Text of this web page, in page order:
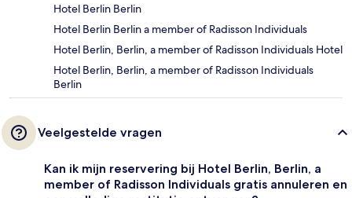
Hotel Berlin Berlin
Hotel Berlin Berlin a member of Radisson Individuals
Hotel Berlin, Berlin, a member of Radisson Individuals Hotel
Hotel Berlin, Berlin, a member of Radisson Individuals
Berlin
Veelgestelde vragen
Kan ik mijn reservering bij Hotel Berlin, Berlin, a
member of Radisson Individuals gratis annuleren en